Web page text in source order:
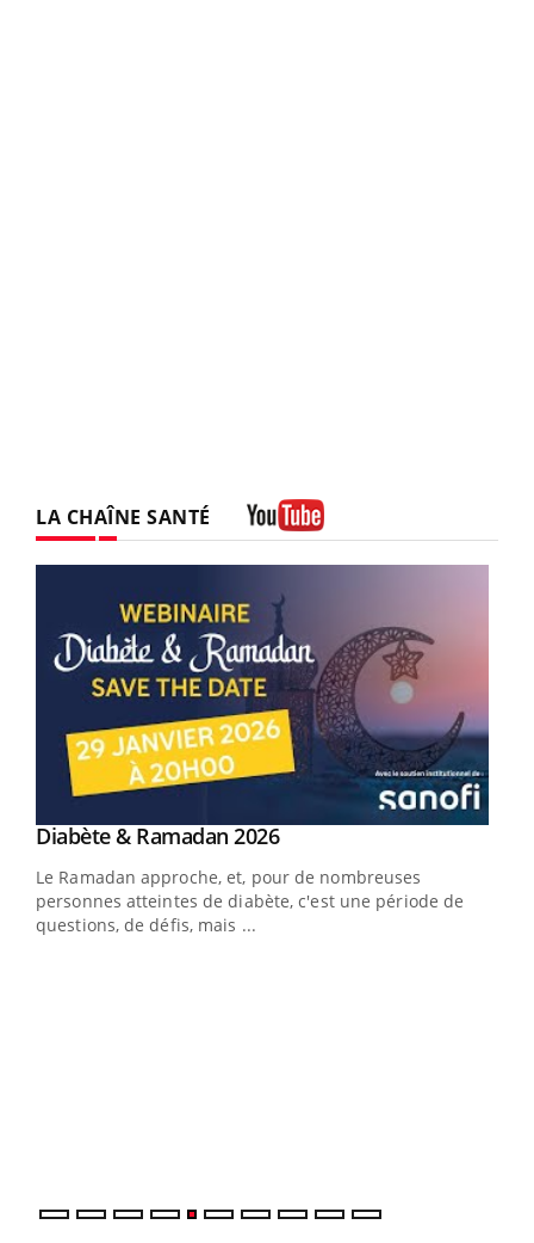
LA CHAÎNE SANTÉ
Youtube
Diabète & Ramadan 2026Youtube
Le Ramadan approche, et, pour de nombreuses
personnes atteintes de diabète, c'est une période de
questions, de défis, mais ...